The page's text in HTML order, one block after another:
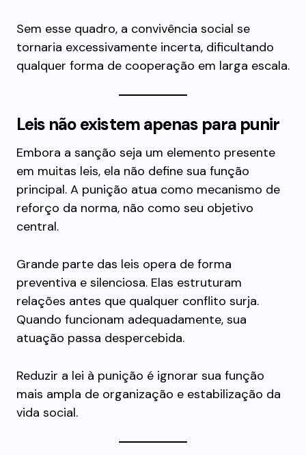
Sem esse quadro, a convivência social se
tornaria excessivamente incerta, dificultando
qualquer forma de cooperação em larga escala.
Leis não existem apenas para punir
Embora a sanção seja um elemento presente
em muitas leis, ela não define sua função
principal. A punição atua como mecanismo de
reforço da norma, não como seu objetivo
central.
Grande parte das leis opera de forma
preventiva e silenciosa. Elas estruturam
relações antes que qualquer conflito surja.
Quando funcionam adequadamente, sua
atuação passa despercebida.
Reduzir a lei à punição é ignorar sua função
mais ampla de organização e estabilização da
vida social.